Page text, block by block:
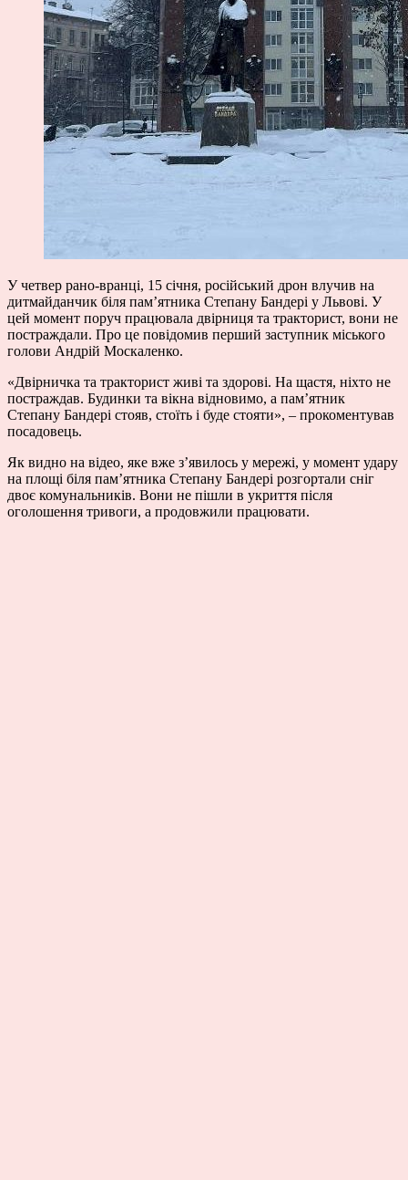
У четвер рано-вранці, 15 січня, російський дрон влучив на
дитмайданчик біля пам’ятника Степану Бандері у Львові. У
цей момент поруч працювала двірниця та тракторист, вони не
постраждали. Про це повідомив перший заступник міського
голови Андрій Москаленко.
«Двірничка та тракторист живі та здорові. На щастя, ніхто не
постраждав. Будинки та вікна відновимо, а памʼятник
Степану Бандері стояв, стоїть і буде стояти», – прокоментував
посадовець.
Як видно на відео, яке вже з’явилось у мережі, у момент удару
на площі біля пам’ятника Степану Бандері розгортали сніг
двоє комунальників. Вони не пішли в укриття після
оголошення тривоги, а продовжили працювати.